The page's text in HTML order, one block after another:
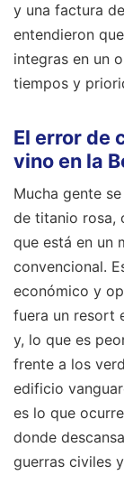
y una factura
entendieron
integras en un
tiempos y
El error de
vino en la
Mucha gente
de titanio rosa,
que está en un
convencional.
económico y
fuera un resort
y, lo que es
frente a los
edificio
es lo que
donde
guerras civiles